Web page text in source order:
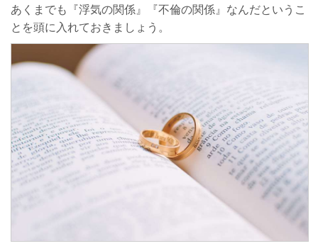
あくまでも『浮気の関係』『不倫の関係』なんだというこ
とを頭に入れておきましょう。